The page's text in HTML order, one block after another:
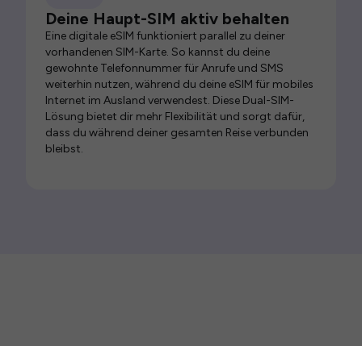
Deine Haupt-SIM aktiv behalten
Eine digitale eSIM funktioniert parallel zu deiner
vorhandenen SIM-Karte. So kannst du deine
gewohnte Telefonnummer für Anrufe und SMS
weiterhin nutzen, während du deine eSIM für mobiles
Internet im Ausland verwendest. Diese Dual-SIM-
Lösung bietet dir mehr Flexibilität und sorgt dafür,
dass du während deiner gesamten Reise verbunden
bleibst.